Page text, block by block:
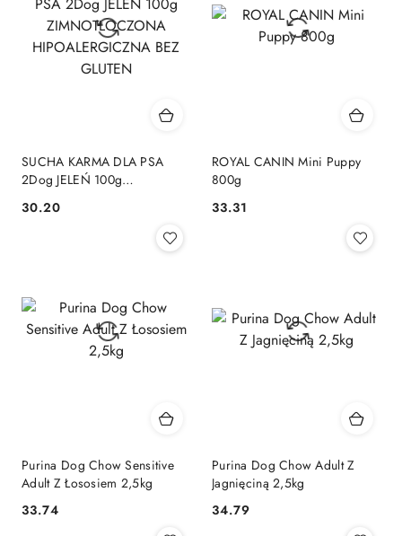
SUCHA KARMA DLA PSA
2Dog JELEŃ 100g
HIPOALERGICZNA BEZ
Cena:
30.20
ROYAL CANIN Mini Puppy
800g
Cena:
33.31
Purina Dog Chow Sensitive
Adult Z Łososiem 2,5kg
Cena:
33.74
Purina Dog Chow Adult Z
Jagnięciną 2,5kg
Cena:
34.79